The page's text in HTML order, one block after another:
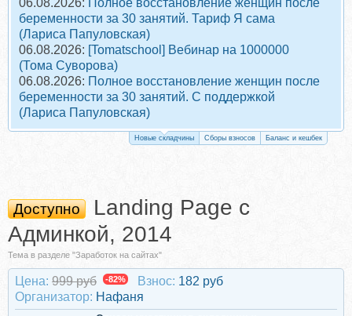
06.08.2026: Полное восстановление женщин после
беременности за 30 занятий. Тариф Я сама
(Лариса Папуловская)
06.08.2026: [Tomatschool] Вебинар на 1000000
(Тома Суворова)
06.08.2026: Полное восстановление женщин после
беременности за 30 занятий. С поддержкой
(Лариса Папуловская)
Новые складчины Сборы взносов Баланс и кешбек
Доступно
Landing Page с
Админкой, 2014
Тема в разделе "Заработок на сайтах"
Цена: 999 руб -82% Взнос: 182 руб
Организатор: Нафаня